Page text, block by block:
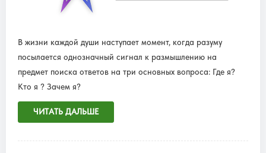
В жизни каждой души наступает момент, когда разуму
посылается однозначный сигнал к размышлению на
предмет поиска ответов на три основных вопроса: Где я?
Кто я ? Зачем я?
ЧИТАТЬ ДАЛЬШЕ